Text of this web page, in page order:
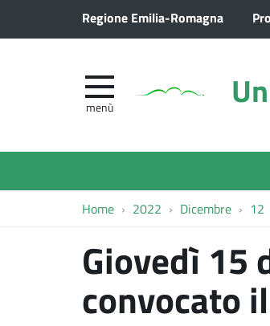
Regione Emilia-Romagna
menù
Home 2022 Dicembre 12
Giovedì 15
convocato